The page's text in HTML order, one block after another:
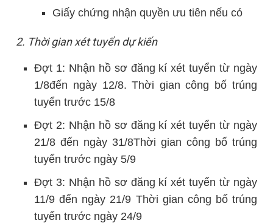
Giấy chứng nhận quyền ưu tiên nếu có
2. Thời gian xét tuyển dự kiến
Đợt 1: Nhận hồ sơ đăng kí xét tuyển từ ngày
1/8đến ngày 12/8. Thời gian công bố trúng
tuyển trước 15/8
Đợt 2: Nhận hồ sơ đăng kí xét tuyển từ ngày
21/8 đến ngày 31/8Thời gian công bố trúng
tuyển trước ngày 5/9
Đợt 3: Nhận hồ sơ đăng kí xét tuyển từ ngày
11/9 đến ngày 21/9 Thời gian công bố trúng
tuyển trước ngày 24/9